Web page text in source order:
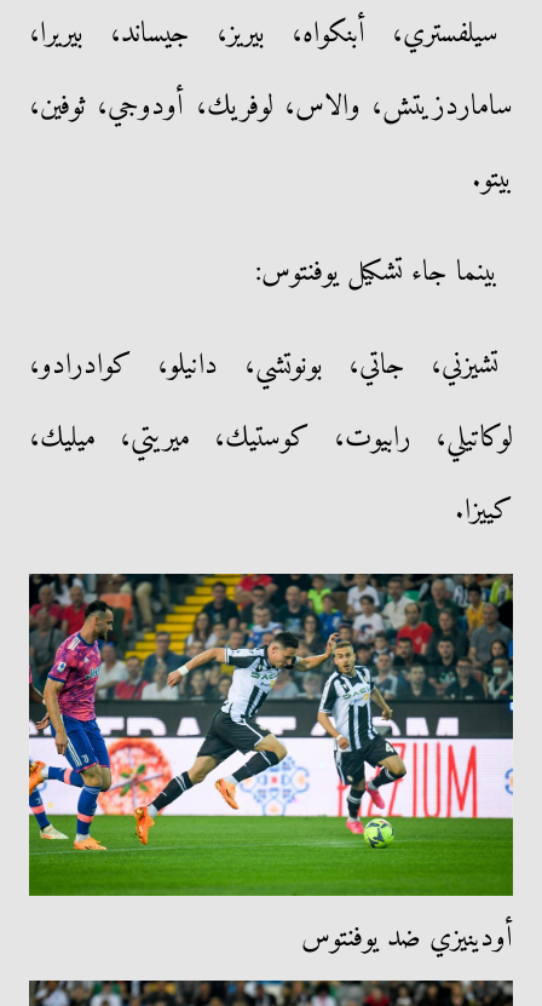
سيلفستري، أبنكواه، بيريز، جيساند، بيريرا،
ساماردزيتش، والاس، لوفريك، أودوجي، ثوفين،
بيتو.
بينما جاء تشكيل يوفنتوس:
تشيزني، جاتي، بونوتشي، دانيلو، كوادرادو،
لوكاتيلي، رابيوت، كوستيك، ميريتي، ميليك،
كييزا.
أودينيزي ضد يوفنتوس